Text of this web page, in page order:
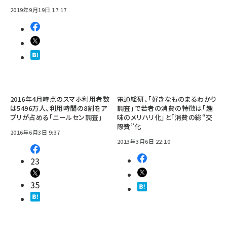
2019年9月19日 17:17
2016年4月時点のスマホ利用者数
は5496万人、利用時間の8割をア
プリが占める「ニールセン調査」
2016年6月3日 9:37
23
35
電通総研、「好きなものまるわかり
調査」で若者の消費の特徴は「趣
味のメリハリ化」と「消費の総“交
際費”化
2013年3月6日 22:10